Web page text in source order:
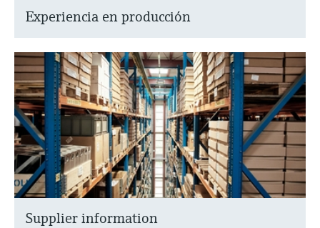
Experiencia en producción
Supplier information